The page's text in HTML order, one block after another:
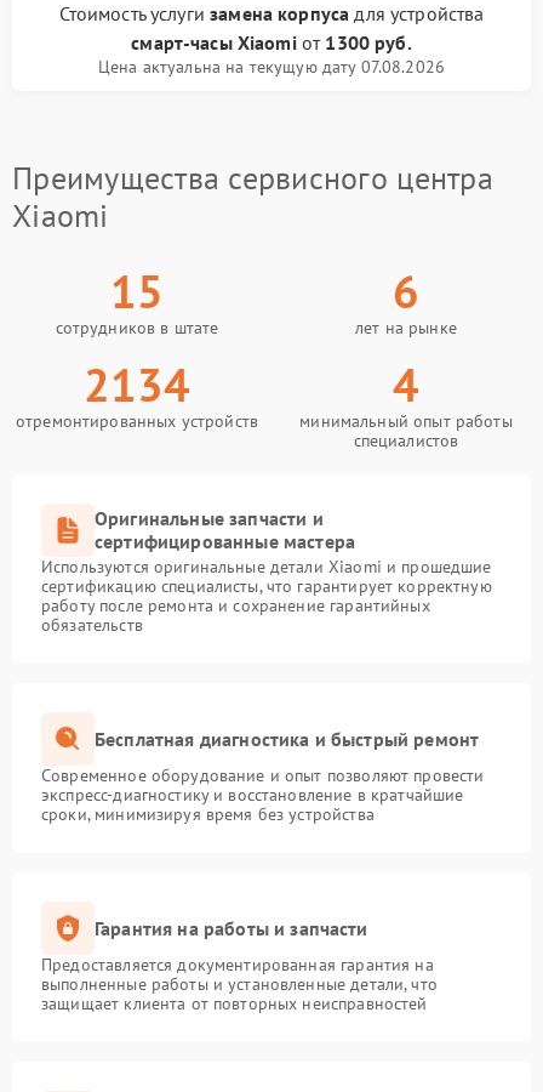
Стоимость услугизамена корпуса для устройства
смарт-часы Xiaomiот 1300 руб.
Цена актуальна на текущую дату 07.08.2026
Преимущества сервисного центра
Xiaomi
15
сотрудников в штате
6
лет на рынке
2134
отремонтированных устройств
4
минимальный опыт работы
специалистов
Оригинальные запчасти и
сертифицированные мастера
Используются оригинальные детали Xiaomi и прошедшие
сертификацию специалисты, что гарантирует корректную
работу после ремонта и сохранение гарантийных
обязательств
Бесплатная диагностика и быстрый ремонт
Современное оборудование и опыт позволяют провести
экспресс-диагностику и восстановление в кратчайшие
сроки, минимизируя время без устройства
Гарантия на работы и запчасти
Предоставляется документированная гарантия на
выполненные работы и установленные детали, что
защищает клиента от повторных неисправностей